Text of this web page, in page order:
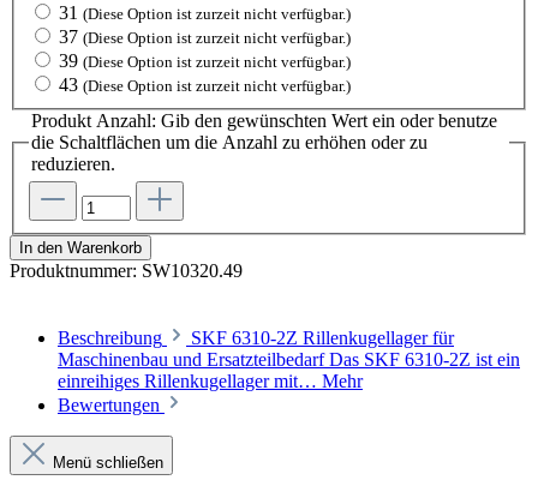
31 (Diese Option ist zurzeit nicht verfügbar.)
37 (Diese Option ist zurzeit nicht verfügbar.)
39 (Diese Option ist zurzeit nicht verfügbar.)
43 (Diese Option ist zurzeit nicht verfügbar.)
Produkt Anzahl: Gib den gewünschten Wert ein oder benutze
die Schaltflächen um die Anzahl zu erhöhen oder zu
reduzieren.
In den Warenkorb
Produktnummer: SW10320.49
Beschreibung
SKF 6310-2Z Rillenkugellager für
Maschinenbau und Ersatzteilbedarf Das SKF 6310-2Z ist ein
einreihiges Rillenkugellager mit… Mehr
Bewertungen
Menü schließen